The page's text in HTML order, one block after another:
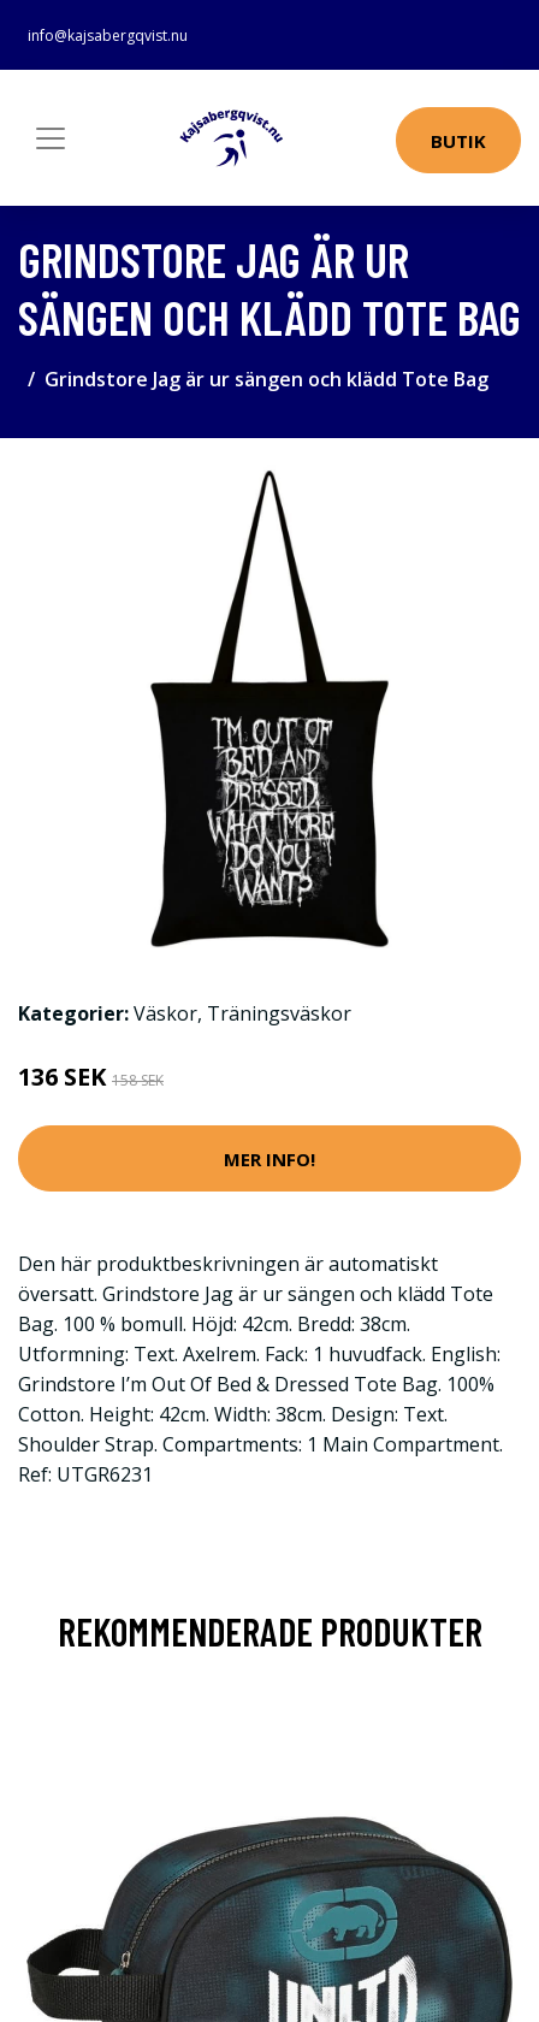
info@kajsabergqvist.nu
BUTIK
GRINDSTORE JAG ÄR UR
SÄNGEN OCH KLÄDD TOTE BAG
Grindstore Jag är ur sängen och klädd Tote Bag
Kategorier:Väskor, Träningsväskor
136 SEK 158 SEK
MER INFO!
Den här produktbeskrivningen är automatiskt
översatt. Grindstore Jag är ur sängen och klädd Tote
Bag. 100 % bomull. Höjd: 42cm. Bredd: 38cm.
Utformning: Text. Axelrem. Fack: 1 huvudfack. English:
Grindstore I’m Out Of Bed & Dressed Tote Bag. 100%
Cotton. Height: 42cm. Width: 38cm. Design: Text.
Shoulder Strap. Compartments: 1 Main Compartment.
Ref: UTGR6231
REKOMMENDERADE PRODUKTER